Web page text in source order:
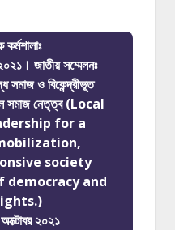
কর্মশালাঃ
জাতীয় সম্মেলনঃ
সমাজ ও বিকেন্দ্রীভূত
সমাজ নেতৃত্ব (Local
for a
society
and
২০২১